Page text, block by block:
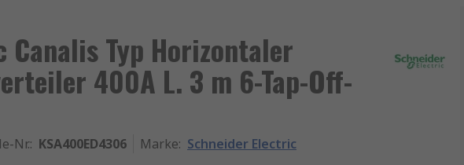
Typ Horizontaler
400A L. 3 m 6-Tap-Off-
Nr.: KSA400ED4306 Marke: Schneider Electric